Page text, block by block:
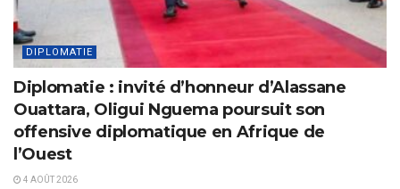
DIPLOMATIE
Diplomatie : invité d’honneur d’Alassane
Ouattara, Oligui Nguema poursuit son
offensive diplomatique en Afrique de
l’Ouest
4 AOÛT 2026